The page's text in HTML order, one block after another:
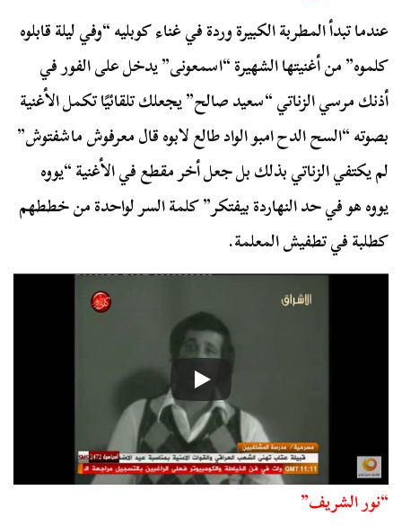
عندما تبدأ المطربة الكبيرة وردة في غناء كوبليه “وفي ليلة قابلوه
كلموه” من أغنيتها الشهيرة “اسمعونى” يدخل على الفور في
أذنك مرسي الزناتي “سعيد صالح” يجعلك تلقائيًا تكمل الأغنية
بصوته “السح الدح امبو الواد طالع لابوه قال معرفوش ماشفتوش”
لم يكتفي الزناتي بذلك بل جعل أخر مقطع في الأغنية “يووه
يووه هو في حد النهاردة بيفتكر” كلمة السر لواحدة من خططهم
كطلبة في تطفيش المعلمة.
“نور الشريف”